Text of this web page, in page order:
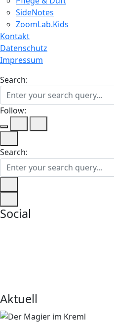
SideNotes
ZoomLab.Kids
Kontakt
Datenschutz
Impressum
Search:
Follow:
Search:
Social
Aktuell